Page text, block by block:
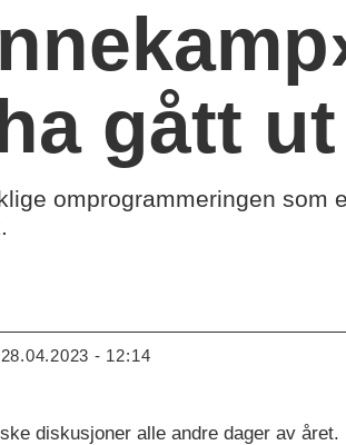
gått
omprogrammeringen som
28.04.2023 - 12:14
diskusjoner alle andre dager av året.